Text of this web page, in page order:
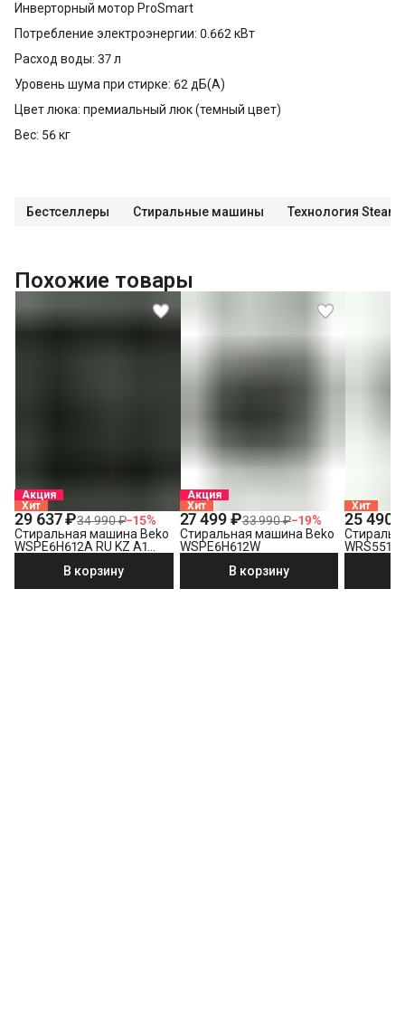
Инверторный мотор ProSmart
Потребление электроэнергии: 0.662 кВт
Расход воды: 37 л
Уровень шума при стирке: 62 дБ(А)
Цвет люка: премиальный люк (темный цвет)
Вес: 56 кг
Бестселлеры Стиральные машины Технология
Похожие товары
Акция
Хит
29 637 ₽34 990 ₽−15%
Стиральная машина Beko
WSPE6H612A RU KZ A1
В корзину
Акция
Хит
27 499 ₽33 990 ₽−19%
Стиральная машина Beko
WSPE6H612W
В корзину
Хит
25 490